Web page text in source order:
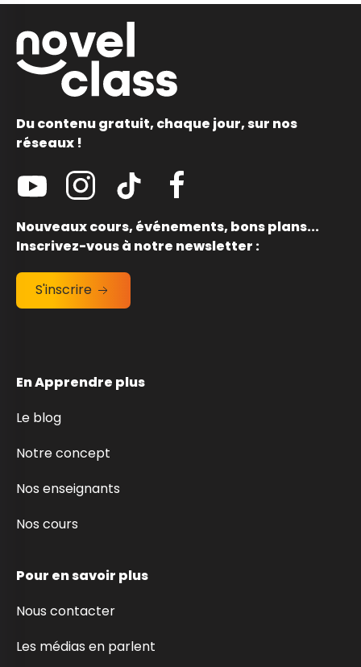
Du contenu gratuit, chaque jour, sur nos
réseaux !
Nouveaux cours, événements, bons plans...
Inscrivez-vous à notre newsletter :
S'inscrire
En Apprendre plus
Le blog
Notre concept
Nos enseignants
Nos cours
Pour en savoir plus
Nous contacter
Les médias en parlent